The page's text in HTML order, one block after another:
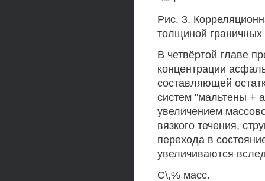
Рис. 3.
толщиной граничных
В четвёртой главе
концентрации
составляющей
систем "мальтены +
увеличением
вязкого течения,
перехода в
увеличиваются
С\,% масс.